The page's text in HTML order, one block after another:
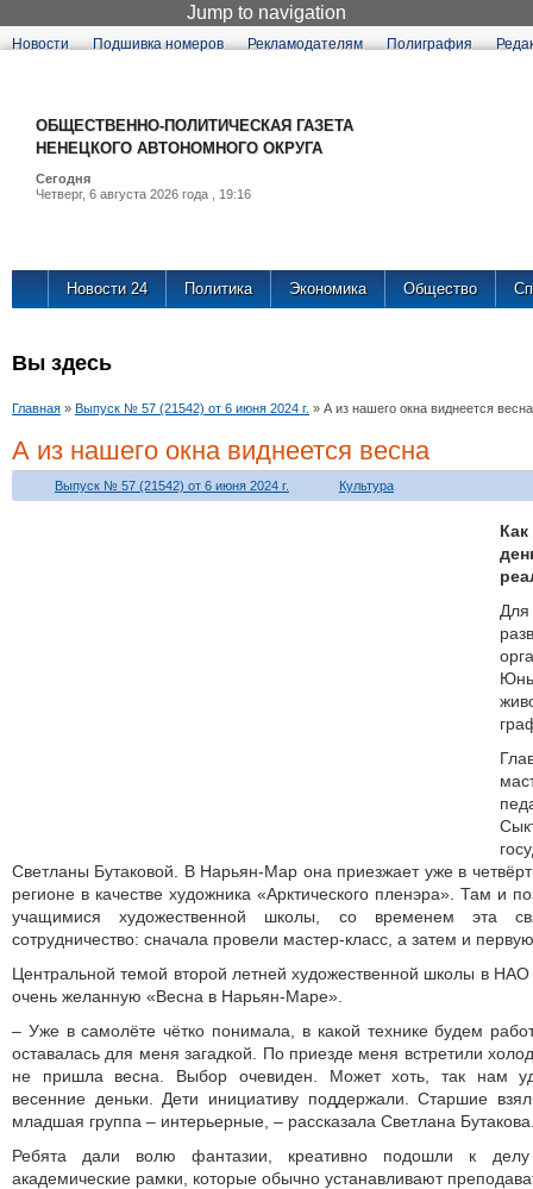
Jump to navigation
Новости Подшивка номеров Рекламодателям Полиграфия
ОБЩЕСТВЕННО-ПОЛИТИЧЕСКАЯ ГАЗЕТА
НЕНЕЦКОГО АВТОНОМНОГО ОКРУГА
Сегодня
Четверг, 6 августа 2026 года , 19:16
Новости 24 Политика Экономика Общество
Вы здесь
Главная » Выпуск № 57 (21542) от 6 июня 2024 г. » А из нашего окна виднеется весна
А из нашего окна виднеется весна
Выпуск № 57 (21542) от 6 июня 2024 г. Культура
Светланы Бутаковой. В Нарьян-Мар она приезжает уже в
регионе в качестве художника «Арктического пленэра». Там и
учащимися художественной школы, со временем эта
сотрудничество: сначала провели мастер-класс, а затем и
Центральной темой второй летней художественной школы в
очень желанную «Весна в Нарьян-Маре».
– Уже в самолёте чётко понимала, в какой технике будем
оставалась для меня загадкой. По приезде меня встретили
не пришла весна. Выбор очевиден. Может хоть, так нам
весенние деньки. Дети инициативу поддержали. Старшие
младшая группа – интерьерные, – рассказала Светлана
Ребята дали волю фантазии, креативно подошли к
академические рамки, которые обычно устанавливают